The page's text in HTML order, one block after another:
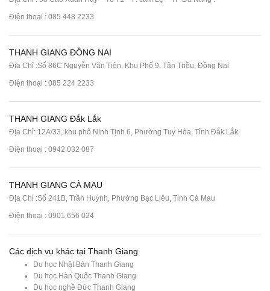
Điện thoại : 085 448 2233
THANH GIANG ĐỒNG NAI
Địa Chỉ :Số 86C Nguyễn Văn Tiên, Khu Phố 9, Tân Triều, Đồng Nai
Điện thoại : 085 224 2233
THANH GIANG Đắk Lắk
Địa Chỉ: 12A/33, khu phố Ninh Tịnh 6, Phường Tuy Hòa, Tỉnh Đắk Lắk.
Điện thoại : 0942 032 087
THANH GIANG CÀ MAU
Địa Chỉ :Số 241B, Trần Huỳnh, Phường Bạc Liêu, Tỉnh Cà Mau
Điện thoại : 0901 656 024
Các dịch vụ khác tại Thanh Giang
Du học Nhật Bản Thanh Giang
Du học Hàn Quốc Thanh Giang
Du học nghề Đức Thanh Giang